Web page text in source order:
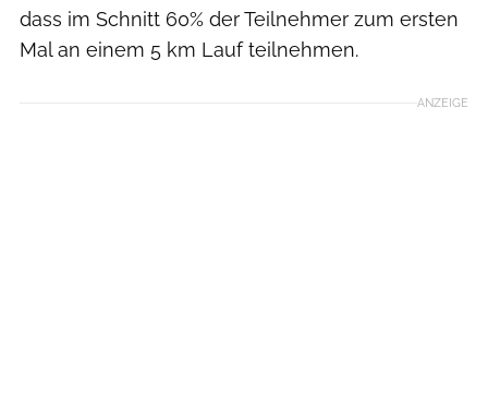
dass im Schnitt 60% der Teilnehmer zum ersten
Mal an einem 5 km Lauf teilnehmen.
ANZEIGE